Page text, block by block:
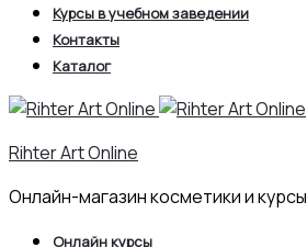
Курсы в учебном заведении
Контакты
Каталог
Rihter Art Online
Онлайн-магазин косметики и курсы
Онлайн курсы